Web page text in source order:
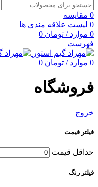
0 مقایسه
0 لیست علاقه مندی ها
0 موارد / تومان
فهرست
0 موارد / تومان
فروشگاه
خروج
فیلتر قیمت
حداقل قیمت
فیلتر رنگ